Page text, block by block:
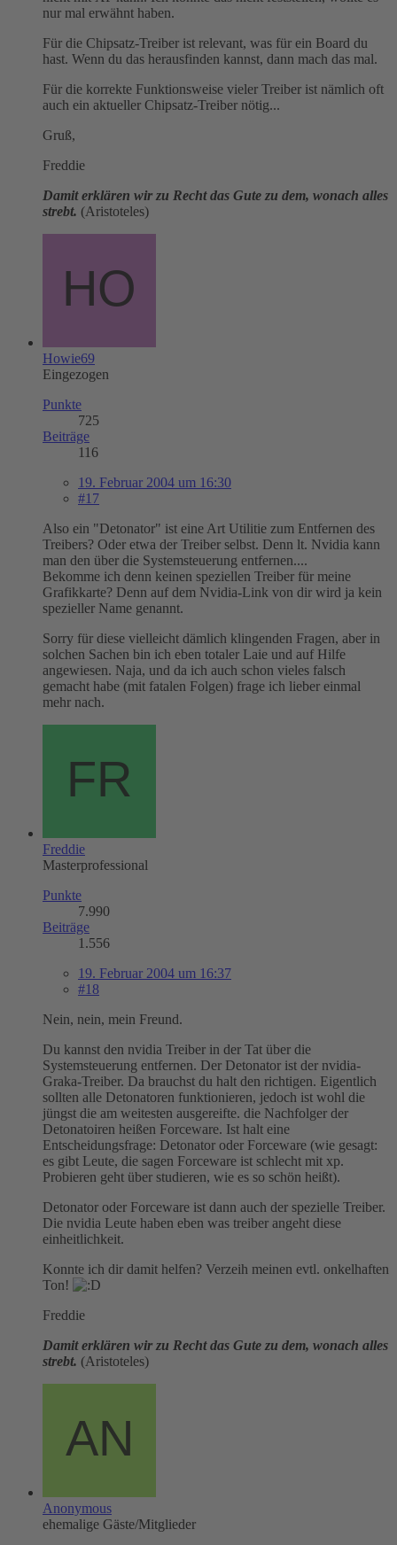
nur mal erwähnt haben.
Für die Chipsatz-Treiber ist relevant, was für ein Board du
hast. Wenn du das herausfinden kannst, dann mach das mal.
Für die korrekte Funktionsweise vieler Treiber ist nämlich oft
auch ein aktueller Chipsatz-Treiber nötig...
Gruß,
Freddie
Damit erklären wir zu Recht das Gute zu dem, wonach alles
strebt. (Aristoteles)
Howie69
Eingezogen
Punkte
725
Beiträge
116
19. Februar 2004 um 16:30
#17
Also ein "Detonator" ist eine Art Utilitie zum Entfernen des
Treibers? Oder etwa der Treiber selbst. Denn lt. Nvidia kann
man den über die Systemsteuerung entfernen....
Bekomme ich denn keinen speziellen Treiber für meine
Grafikkarte? Denn auf dem Nvidia-Link von dir wird ja kein
spezieller Name genannt.
Sorry für diese vielleicht dämlich klingenden Fragen, aber in
solchen Sachen bin ich eben totaler Laie und auf Hilfe
angewiesen. Naja, und da ich auch schon vieles falsch
gemacht habe (mit fatalen Folgen) frage ich lieber einmal
mehr nach.
Freddie
Masterprofessional
Punkte
7.990
Beiträge
1.556
19. Februar 2004 um 16:37
#18
Nein, nein, mein Freund.
Du kannst den nvidia Treiber in der Tat über die
Systemsteuerung entfernen. Der Detonator ist der nvidia-
Graka-Treiber. Da brauchst du halt den richtigen. Eigentlich
sollten alle Detonatoren funktionieren, jedoch ist wohl die
jüngst die am weitesten ausgereifte. die Nachfolger der
Detonatoiren heißen Forceware. Ist halt eine
Entscheidungsfrage: Detonator oder Forceware (wie gesagt:
es gibt Leute, die sagen Forceware ist schlecht mit xp.
Probieren geht über studieren, wie es so schön heißt).
Detonator oder Forceware ist dann auch der spezielle Treiber.
Die nvidia Leute haben eben was treiber angeht diese
einheitlichkeit.
Konnte ich dir damit helfen? Verzeih meinen evtl. onkelhaften
Ton!
Freddie
Damit erklären wir zu Recht das Gute zu dem, wonach alles
strebt. (Aristoteles)
Anonymous
ehemalige Gäste/Mitglieder